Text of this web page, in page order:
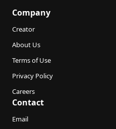
Company
Creator
About Us
Terms of Use
Privacy Policy
Careers
Contact
Email